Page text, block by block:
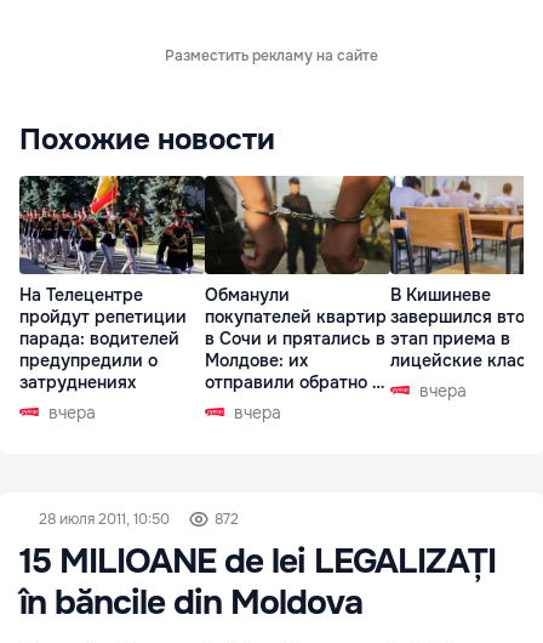
Разместить рекламу на сайте
Похожие новости
На Телецентре
пройдут репетиции
парада: водителей
предупредили о
затруднениях
вчера
Обманули
покупателей квартир
в Сочи и прятались в
Молдове: их
отправили обратно в
РФ вчера
В Кишиневе
завершился
этап приема в
лицейские
вчера
28 июля 2011, 10:50 872
15 MILIOANE de lei LEGALIZAȚI
în băncile din Moldova